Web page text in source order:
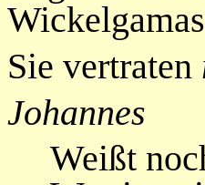
Sie vertraten
Johannes
Weißt